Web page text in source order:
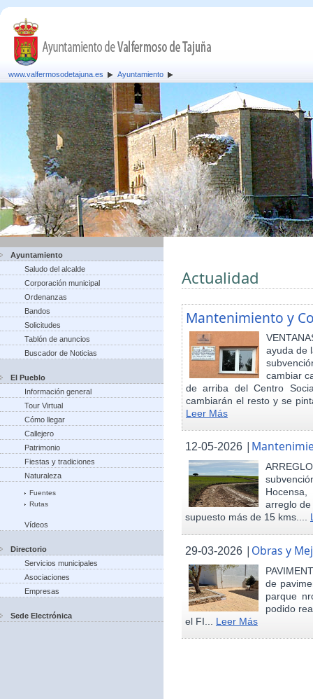
www.valfermosodetajuna.es Ayuntamiento
Ayuntamiento
Saludo del alcalde
Corporación municipal
Ordenanzas
Bandos
Solicitudes
Tablón de anuncios
Buscador de Noticias
El Pueblo
Información general
Tour Virtual
Cómo llegar
Callejero
Patrimonio
Fiestas y tradiciones
Naturaleza
Fuentes
Rutas
Vídeos
Directorio
Servicios municipales
Asociaciones
Empresas
Sede Electrónica
Actualidad
Mantenimiento y
ayuda de
cambiar
de arriba del Centro
cambiarán el resto y se
Leer Más
12-05-2026 |
arreglo
supuesto más de 15 kms....
29-03-2026 | Obras y
de
parque
podido
el FI... Leer Más